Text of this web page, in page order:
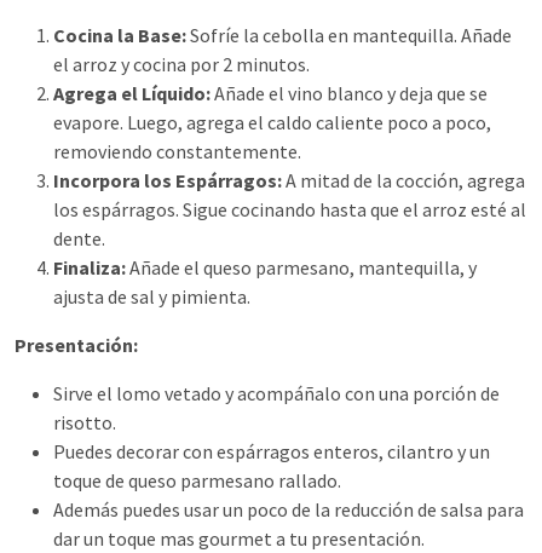
Cocina la Base:Sofríe la cebolla en mantequilla. Añade
el arroz y cocina por 2 minutos.
Agrega el Líquido:Añade el vino blanco y deja que se
evapore. Luego, agrega el caldo caliente poco a poco,
removiendo constantemente.
Incorpora los Espárragos:A mitad de la cocción, agrega
los espárragos. Sigue cocinando hasta que el arroz esté al
dente.
Finaliza:Añade el queso parmesano, mantequilla, y
ajusta de sal y pimienta.
Presentación:
Sirve el lomo vetado y acompáñalo con una porción de
risotto.
Puedes decorar con espárragos enteros, cilantro y un
toque de queso parmesano rallado.
Además puedes usar un poco de la reducción de salsa para
dar un toque mas gourmet a tu presentación.